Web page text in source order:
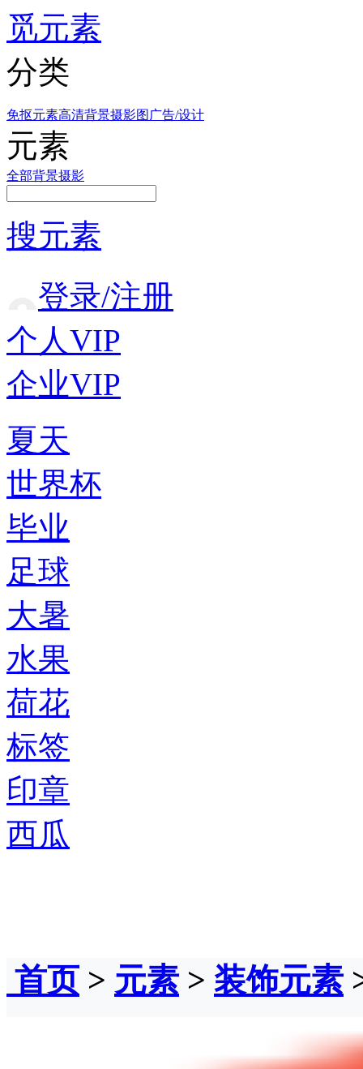
觅元素
分类
免抠元素高清背景摄影图 广告/设计
元素
全部背景摄影
搜元素
登录/注册
个人VIP
企业VIP
夏天
世界杯
毕业
足球
大暑
水果
荷花
标签
印章
西瓜
首页> 元素 > 装饰元素